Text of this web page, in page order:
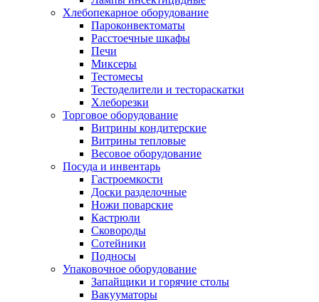
Хлебопекарное оборудование
Пароконвектоматы
Расстоечные шкафы
Печи
Миксеры
Тестомесы
Тестоделители и тестораскатки
Хлеборезки
Торговое оборудование
Витрины кондитерские
Витрины тепловые
Весовое оборудование
Посуда и инвентарь
Гастроемкости
Доски разделочные
Ножи поварские
Кастрюли
Сковороды
Сотейники
Подносы
Упаковочное оборудование
Запайщики и горячие столы
Вакууматоры